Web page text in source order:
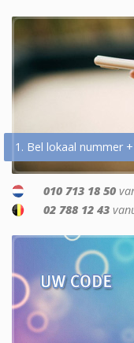
1. Bel lokaal nummer +
010 713 18 50
02 788 12 43